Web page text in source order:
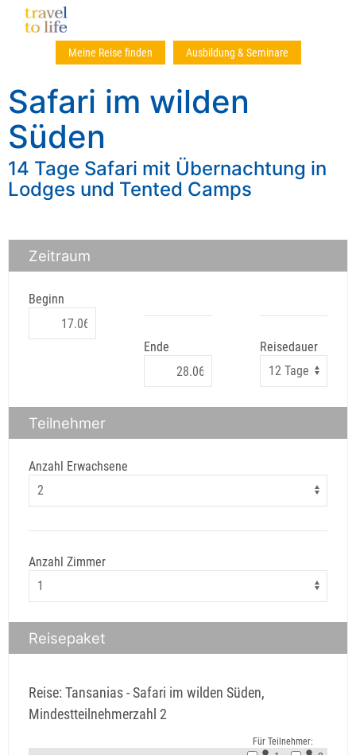
Meine Reise finden Ausbildung & Seminare
Safari im wilden
Süden
14 Tage Safari mit Übernachtung in
Lodges und Tented Camps
Zeitraum
Beginn
Ende Reisedauer
Teilnehmer
Anzahl Erwachsene
Anzahl Zimmer
Reisepaket
Reise: Tansanias - Safari im wilden Süden,
Mindestteilnehmerzahl 2
Für Teilnehmer: